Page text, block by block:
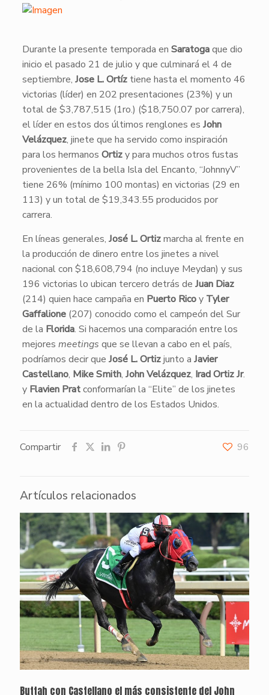
​Durante la presente temporada en Saratogaque dio
inicio el pasado 21 de julio y que culminará el 4 de
septiembre, Jose L. Ortíztiene hasta el momento 46
victorias (líder) en 202 presentaciones (23%) y un
total de $3,787,515 (1ro.) ($18,750.07 por carrera),
el líder en estos dos últimos renglones es John
Velázquez, jinete que ha servido como inspiración
para los hermanos Ortizy para muchos otros fustas
provenientes de la bella Isla del Encanto, “JohnnyV”
tiene 26% (mínimo 100 montas) en victorias (29 en
113) y un total de $19,343.55 producidos por
carrera.
En líneas generales, José L. Ortizmarcha al frente en
la producción de dinero entre los jinetes a nivel
nacional con $18,608,794 (no incluye Meydan) y sus
196 victorias lo ubican tercero detrás de Juan Diaz
(214) quien hace campaña en Puerto Ricoy Tyler
Gaffalione(207) conocido como el campeón del Sur
de la Florida. Si hacemos una comparación entre los
mejores meetings que se llevan a cabo en el país,
podríamos decir que José L. Ortizjunto a Javier
Castellano, Mike Smith, John Velázquez, Irad Ortiz Jr.
y Flavien Pratconformarían la “Elite” de los jinetes
en la actualidad dentro de los Estados Unidos.
Compartir 96
Artículos relacionados
Buttah con Castellano el más consistente del John